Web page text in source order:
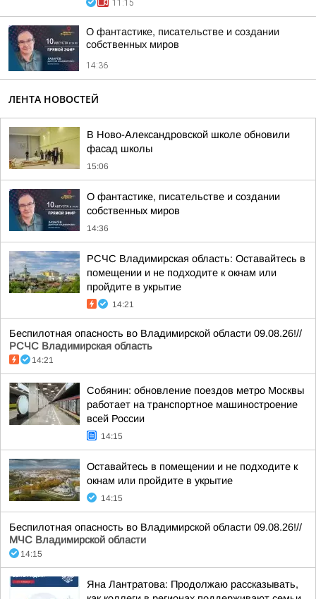
11:15
О фантастике, писательстве и создании
собственных миров
14:36
ЛЕНТА НОВОСТЕЙ
В Ново-Александровской школе обновили
фасад школы
15:06
О фантастике, писательстве и создании
собственных миров
14:36
РСЧС Владимирская область: Оставайтесь в
помещении и не подходите к окнам или
пройдите в укрытие
14:21
Беспилотная опасность во Владимирской области 09.08.26!//
РСЧС Владимирская область
14:21
Собянин: обновление поездов метро Москвы
работает на транспортное машиностроение
всей России
14:15
Оставайтесь в помещении и не подходите к
окнам или пройдите в укрытие
14:15
Беспилотная опасность во Владимирской области 09.08.26!//
МЧС Владимирской области
14:15
Яна Лантратова: Продолжаю рассказывать,